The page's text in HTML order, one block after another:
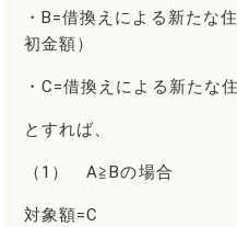
・B=借換えによる新たな
初金額）
・C=借換えによる新たな
とすれば、
（1） A≧Bの場合
対象額=C